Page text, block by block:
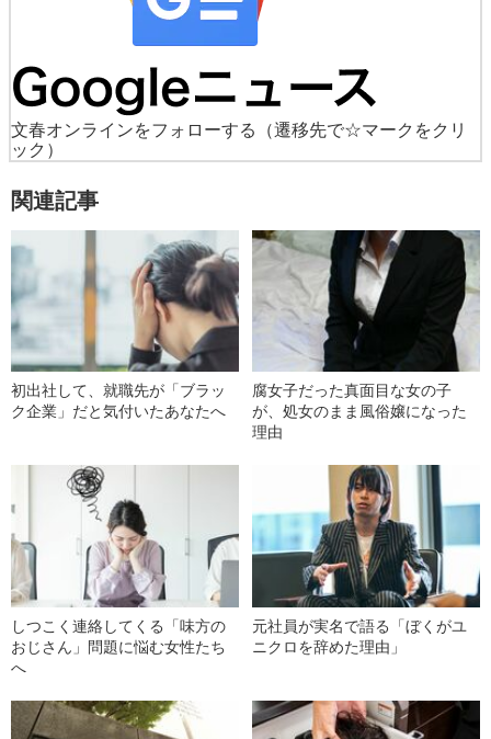
文春オンラインをフォローする
（遷移先で☆マークをクリ
ック）
関連記事
初出社して、就職先が「ブラッ
ク企業」だと気付いたあなたへ
腐女子だった真面目な女の子
が、処女のまま風俗嬢になった
理由
しつこく連絡してくる「味方の
おじさん」問題に悩む女性たち
へ
元社員が実名で語る「ぼくがユ
ニクロを辞めた理由」